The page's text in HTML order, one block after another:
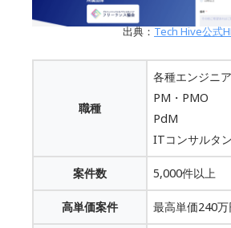
出典： Tech Hive公式
職種
各種エンジニア
PM・PMO
PdM
ITコンサルタ
案件数 5,000件以上
高単価案件 最高単価240万